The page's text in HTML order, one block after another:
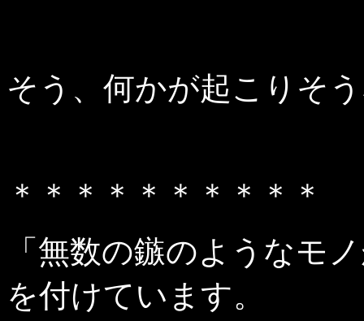
そう、何かが起こりそ
＊＊＊＊＊＊＊＊＊＊
「無数の鏃のようなモ
を付けています。